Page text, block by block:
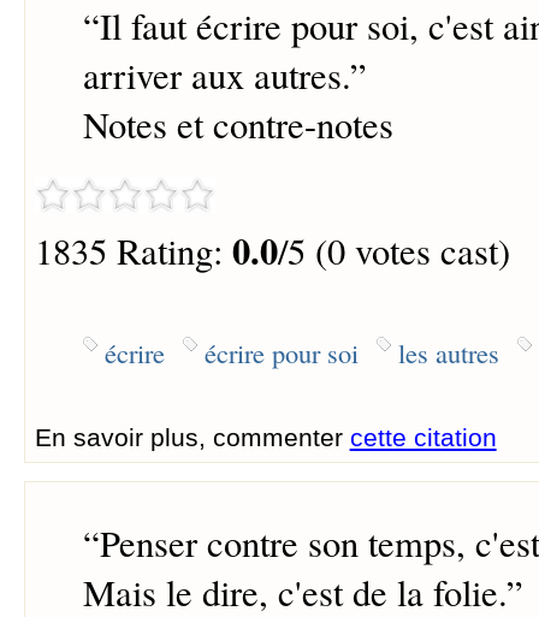
“Il faut écrire pour soi, c'est
arriver aux autres.”
Notes et contre-notes
1835 Rating: 0.0/5 (0 votes cast)
écrire écrire pour soi les autres
En savoir plus, commenter cette citation
“Penser contre son temps,
Mais le dire, c'est de la folie.”